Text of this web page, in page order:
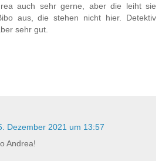
auch sehr gerne, aber die leiht sie
aus, die stehen nicht hier. Detektiv
sehr gut.
Dezember 2021 um 13:57
Andrea!